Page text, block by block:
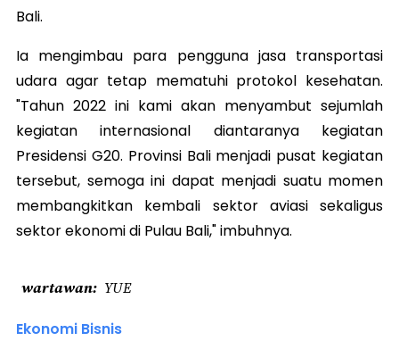
Bali.
Ia mengimbau para pengguna jasa transportasi
udara agar tetap mematuhi protokol kesehatan.
"Tahun 2022 ini kami akan menyambut sejumlah
kegiatan internasional diantaranya kegiatan
Presidensi G20. Provinsi Bali menjadi pusat kegiatan
tersebut, semoga ini dapat menjadi suatu momen
membangkitkan kembali sektor aviasi sekaligus
sektor ekonomi di Pulau Bali," imbuhnya.
wartawan YUE
Ekonomi Bisnis